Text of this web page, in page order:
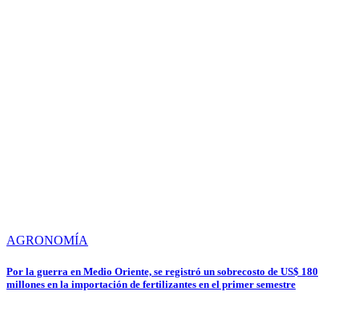
AGRONOMÍA
Por la guerra en Medio Oriente, se registró un sobrecosto de US$ 180
millones en la importación de fertilizantes en el primer semestre